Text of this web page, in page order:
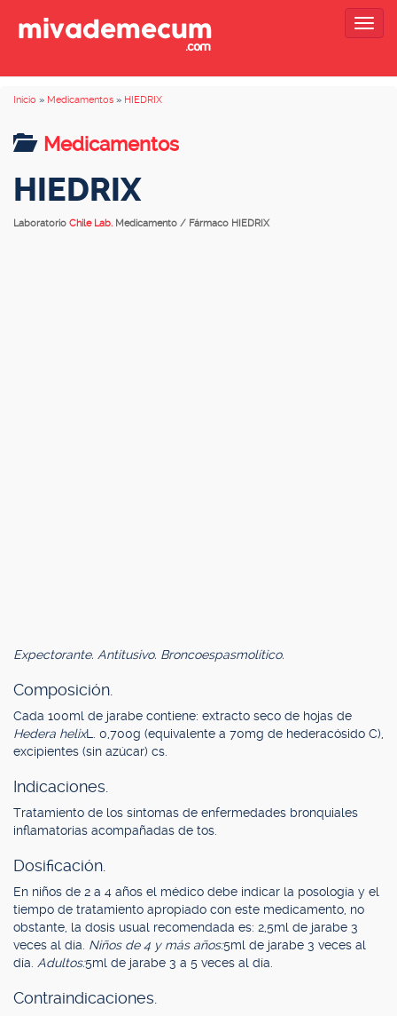
Inicio » Medicamentos » HIEDRIX
Medicamentos
HIEDRIX
Laboratorio Chile Lab. Medicamento / Fármaco HIEDRIX
Expectorante. Antitusivo. Broncoespasmolítico.
Composición.
Cada 100ml de jarabe contiene: extracto seco de hojas de
Hedera helixL. 0,700g (equivalente a 70mg de hederacósido C),
excipientes (sin azúcar) cs.
Indicaciones.
Tratamiento de los síntomas de enfermedades bronquiales
inflamatorias acompañadas de tos.
Dosificación.
En niños de 2 a 4 años el médico debe indicar la posología y el
tiempo de tratamiento apropiado con este medicamento, no
obstante, la dosis usual recomendada es: 2,5ml de jarabe 3
veces al día. Niños de 4 y más años:5ml de jarabe 3 veces al
día. Adultos:5ml de jarabe 3 a 5 veces al día.
Contraindicaciones.